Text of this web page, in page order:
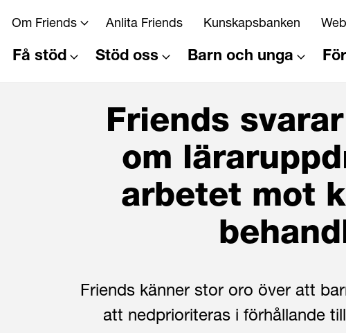
Om Friends Anlita Friends Kunskapsbanken
Få stöd Stöd oss Barn och unga
Friends
om
arbetet mot
Friends känner stor oro över att
att nedprioriteras i förhållande